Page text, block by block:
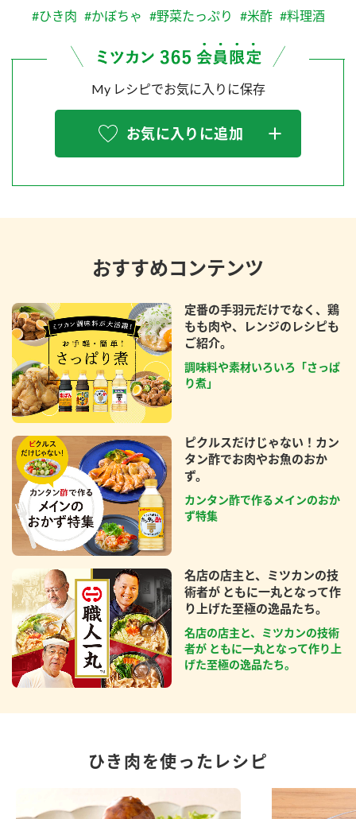
#ひき肉 #かぼちゃ #野菜たっぷり #米酢 #料理酒
My レシピでお気に入りに保存
お気に入りに追加
おすすめコンテンツ
定番の手羽元だけでなく、鶏
もも肉や、レンジのレシピも
ご紹介。
調味料や素材いろいろ「さっぱ
り煮」
ピクルスだけじゃない！カン
タン酢でお肉やお魚のおか
ず。
カンタン酢で作るメインのおか
ず特集
名店の店主と、ミツカンの技
術者が ともに一丸となって作
り上げた至極の逸品たち。
名店の店主と、ミツカンの技術
者が ともに一丸となって作り上
げた至極の逸品たち。
ひき肉を使ったレシピ